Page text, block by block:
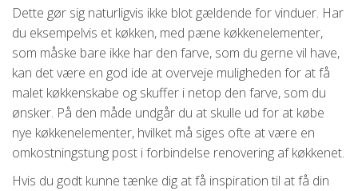
Dette gør sig naturligvis ikke blot gældende for vinduer. Har
du eksempelvis et køkken, med pæne køkkenelementer,
som måske bare ikke har den farve, som du gerne vil have,
kan det være en god ide at overveje muligheden for at få
malet køkkenskabe og skuffer i netop den farve, som du
ønsker. På den måde undgår du at skulle ud for at købe
nye køkkenelementer, hvilket må siges ofte at være en
omkostningstung post i forbindelse renovering af køkkenet.
Hvis du godt kunne tænke dig at få inspiration til at få din